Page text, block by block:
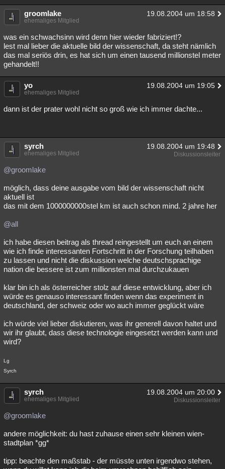
groomlake 19.08.2004 um 18:58
ehemaliges Mitglied
was ein schwachsinn wird denn hier wieder fabriziert!?
lest mal lieber die aktuelle bild der wissenschaft, da steht nämlich
das mal seriös drin, es hat sich um einen tausend millionstel meter
gehandelt!!
yo 19.08.2004 um 19:05
ehemaliges Mitglied
dann ist der prater wohl nicht so groß wie ich immer dachte...
syrch 19.08.2004 um 19:48
ehemaliges Mitglied Diskussionsleiter
@groomlake
möglich, dass deine ausgabe vom bild der wissenschaft nicht
aktuell ist
das mit dem 1000000000stel km ist auch schon mind. 2 jahre her
@all
ich habe diesen beitrag als thread reingestellt um euch an einem
wie ich finde interessanten Fortschritt in der Forschung teilhaben
zu lassen und nicht die diskussion welche deutschsprachige
nation die bessere ist zum millionsten mal durchzukauen
klar bin ich als österreicher stolz auf diese entwicklung, aber ich
würde es genauso interessant finden wenn das experiment in
deutschland, der schweiz oder wo auch immer geglückt wäre
ich würde viel lieber diskutieren, was ihr generell davon haltet und
wir ihr glaubt, dass diese technologie eingesetzt werden kann und
wird?
Lg
Syrch
syrch 19.08.2004 um 20:00
ehemaliges Mitglied Diskussionsleiter
@groomlake
andere möglichkeit: du hast zuhause einen sehr kleinen wien-
stadtplan *gg*
tipp: beachte den maßstab - der müsste unten irgendwo stehen,